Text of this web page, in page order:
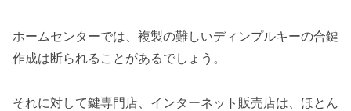
ホームセンターでは、複製の難しいディンプルキーの合鍵
作成は断られることがあるでしょう。
それに対して鍵専門店、インターネット販売店は、ほとん